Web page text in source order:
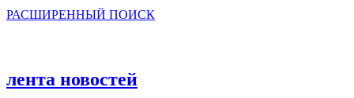
РАСШИРЕННЫЙ ПОИСК
лента новостей